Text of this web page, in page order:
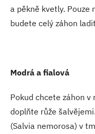
a pěkně kvetly. Pouze
budete celý záhon
Modrá a fialová
Pokud chcete záhon
doplňte růže
(Salvia nemorosa) v